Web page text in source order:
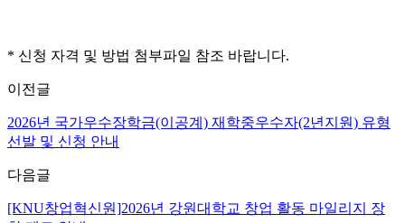
* 신청 자격 및 방법 첨부파일 참조 바랍니다.
이전글
2026년 국가우수장학금(이공계) 재학중우수자(2년지원) 유형
선발 및 신청 안내
다음글
[KNU창업혁신원]2026년 강원대학교 창업 활동 마일리지 장